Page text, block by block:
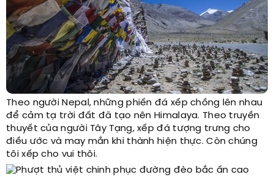
Theo người Nepal, những phiến đá xếp chồng lên nhau
để cảm tạ trời đất đã tạo nên Himalaya. Theo truyền
thuyết của người Tây Tạng, xếp đá tượng trưng cho
điều ước và may mắn khi thành hiện thực. Còn chúng
tôi xếp cho vui thôi.